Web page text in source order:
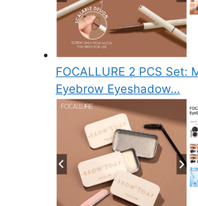
FOCALLURE 2 PCS Set:
Eyebrow Eyeshadow…